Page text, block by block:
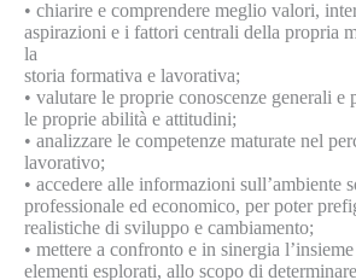
• chiarire e comprendere meglio valori,
aspirazioni e i fattori centrali della propria
la
storia formativa e lavorativa;
• valutare le proprie conoscenze generali e
le proprie abilità e attitudini;
• analizzare le competenze maturate nel
lavorativo;
• accedere alle informazioni sull’ambiente
professionale ed economico, per poter
realistiche di sviluppo e cambiamento;
• mettere a confronto e in sinergia
elementi esplorati, allo scopo di